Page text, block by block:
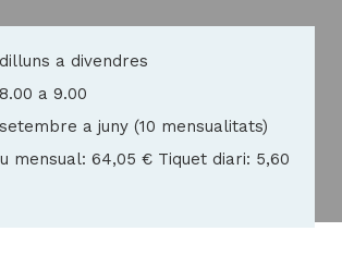
a divendres
a 9.00
a juny (10 mensualitats)
mensual: 64,05 € Tiquet diari: 5,60